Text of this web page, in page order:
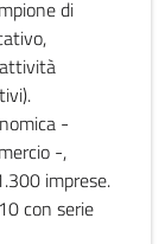
di
-
-,
imprese.
con serie